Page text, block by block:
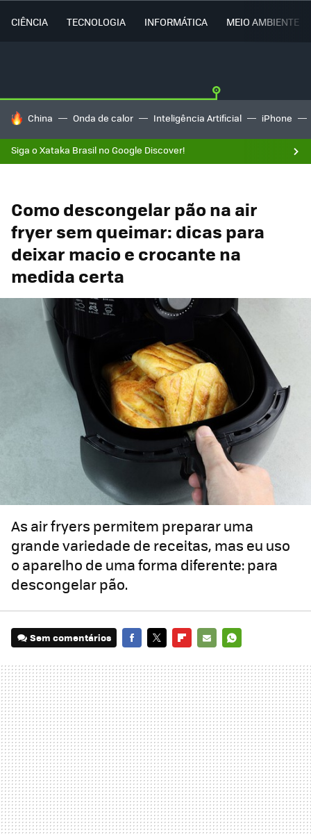
CIÊNCIA TECNOLOGIA INFORMÁTICA MEIO AMBIENTE
TENDÊNCIAS DO DIA
China Onda de calor Inteligência Artificial iPhone
Siga o Xataka Brasil no Google Discover!
Como descongelar pão na air
fryer sem queimar: dicas para
deixar macio e crocante na
medida certa
As air fryers permitem preparar uma
grande variedade de receitas, mas eu uso
o aparelho de uma forma diferente: para
descongelar pão.
Sem comentários
MAIL